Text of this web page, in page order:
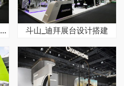
如何德国展会设计搭建公司得到优质服务 斗山_迪拜展台设计搭建